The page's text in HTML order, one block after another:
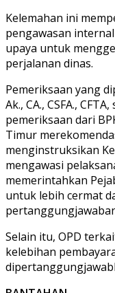
Kelemahan ini
pengawasan
upaya untuk
perjalanan dinas.
Pemeriksaan yang
Ak., CA., CSFA.,
pemeriksaan dari
Timur
menginstruksikan
mengawasi
memerintahkan
untuk lebih cermat
Selain itu, OPD
kelebihan